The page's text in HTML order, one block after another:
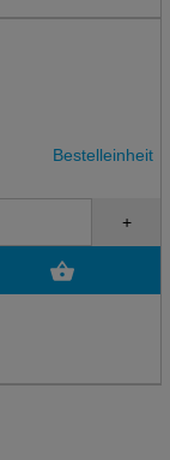
Bestelleinheit
+